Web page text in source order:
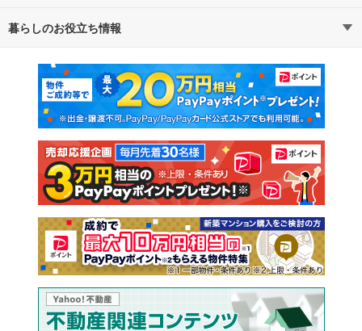
通勤・通学時間から探す
不動産・住宅
新築マンション 中古マンション
新築一戸建て 中古一戸建て
注文住宅 土地
売却査定
暮らしのお役立ち情報
マンションカタログ 教えて！住まいの先生